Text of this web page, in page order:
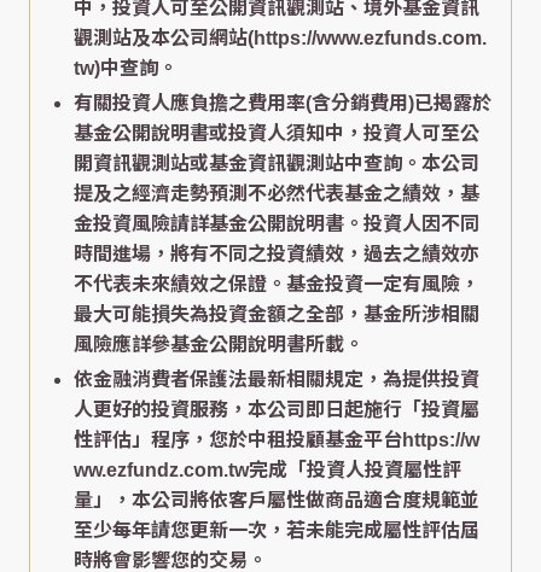
中，投資人可至公開資訊觀測站、境外基金資訊
觀測站及本公司網站(https://www.ezfunds.com.
tw)中查詢。
有關投資人應負擔之費用率(含分銷費用)已揭露於
基金公開說明書或投資人須知中，投資人可至公
開資訊觀測站或基金資訊觀測站中查詢。本公司
提及之經濟走勢預測不必然代表基金之績效，基
金投資風險請詳基金公開說明書。投資人因不同
時間進場，將有不同之投資績效，過去之績效亦
不代表未來績效之保證。基金投資一定有風險，
最大可能損失為投資金額之全部，基金所涉相關
風險應詳參基金公開說明書所載。
依金融消費者保護法最新相關規定，為提供投資
人更好的投資服務，本公司即日起施行「投資屬
性評估」程序，您於中租投顧基金平台https://w
ww.ezfundz.com.tw完成「投資人投資屬性評
量」，本公司將依客戶屬性做商品適合度規範並
至少每年請您更新一次，若未能完成屬性評估屆
時將會影響您的交易。